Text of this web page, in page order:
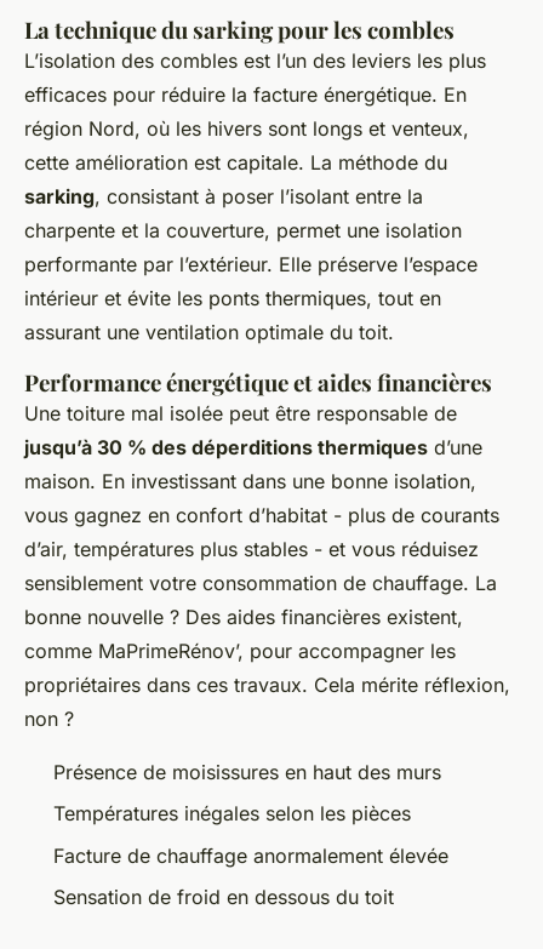
La technique du sarking pour les combles
L’isolation des combles est l’un des leviers les plus
efficaces pour réduire la facture énergétique. En
région Nord, où les hivers sont longs et venteux,
cette amélioration est capitale. La méthode du
sarking, consistant à poser l’isolant entre la
charpente et la couverture, permet une isolation
performante par l’extérieur. Elle préserve l’espace
intérieur et évite les ponts thermiques, tout en
assurant une ventilation optimale du toit.
Performance énergétique et aides financières
Une toiture mal isolée peut être responsable de
jusqu’à 30 % des déperditions thermiques d’une
maison. En investissant dans une bonne isolation,
vous gagnez en confort d’habitat - plus de courants
d’air, températures plus stables - et vous réduisez
sensiblement votre consommation de chauffage. La
bonne nouvelle ? Des aides financières existent,
comme MaPrimeRénov’, pour accompagner les
propriétaires dans ces travaux. Cela mérite réflexion,
non ?
Présence de moisissures en haut des murs
Températures inégales selon les pièces
Facture de chauffage anormalement élevée
Sensation de froid en dessous du toit